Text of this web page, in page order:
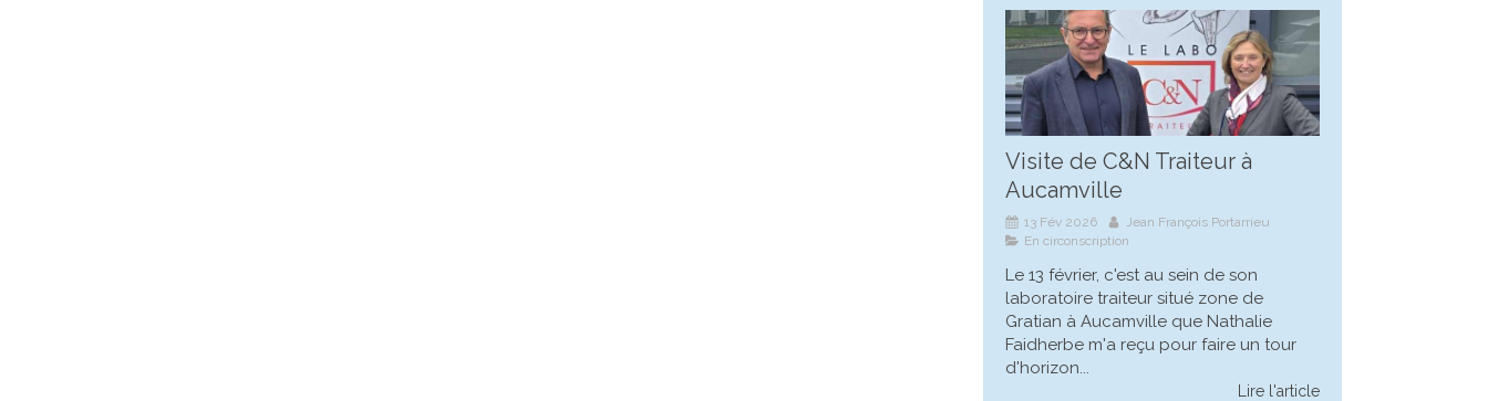
Visite de C&N Traiteur à
Aucamville
13 Fév 2026
Jean François Portarrieu
En circonscription
Le 13 février, c'est au sein de son
laboratoire traiteur situé zone de
Gratian à Aucamville que Nathalie
Faidherbe m'a reçu pour faire un tour
d'horizon...
Lire l'article